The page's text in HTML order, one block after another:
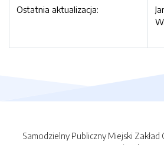
Ostatnia aktualizacja:
Samodzielny Publiczny Miejski